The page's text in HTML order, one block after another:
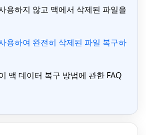
용하지 않고 맥에서 삭제된 파일을
용하여 완전히 삭제된 파일 복구하
맥 데이터 복구 방법에 관한 FAQ